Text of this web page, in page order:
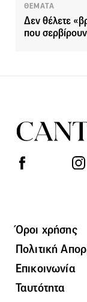
ΘΕΜΑΤΑ
Δεν θέλετε
που
Όροι χρήσης
Πολιτική
Επικοινωνία
Ταυτότητα